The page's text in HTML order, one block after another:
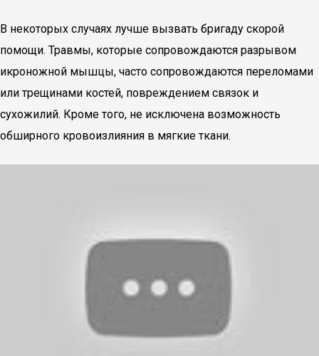
В некоторых случаях лучше вызвать бригаду скорой
помощи. Травмы, которые сопровождаются разрывом
икроножной мышцы, часто сопровождаются переломами
или трещинами костей, повреждением связок и
сухожилий. Кроме того, не исключена возможность
обширного кровоизлияния в мягкие ткани.